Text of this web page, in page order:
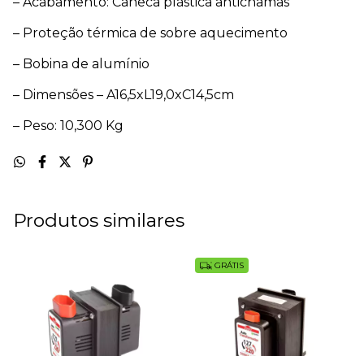
– Proteção térmica de sobre aquecimento
– Bobina de alumínio
– Dimensões – A16,5xL19,0xC14,5cm
– Peso: 10,300 Kg
Produtos similares
GRÁTIS